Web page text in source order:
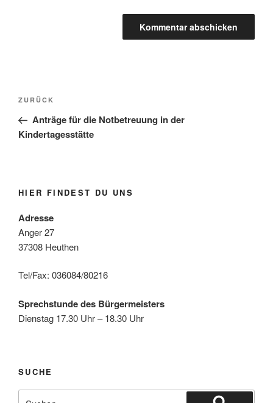
Beitragsnavigation
Vorheriger
Beitrag
ZURÜCK
Anträge für die Notbetreuung in der
Kindertagesstätte
HIER FINDEST DU UNS
Adresse
Anger 27
37308 Heuthen
Tel/Fax: 036084/80216
Sprechstunde des Bürgermeisters
Dienstag 17.30 Uhr – 18.30 Uhr
SUCHE